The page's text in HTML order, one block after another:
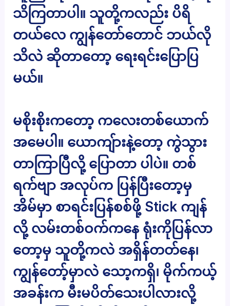
သိကြတာပါ။ သူတို့ကလည်း ပိရိ
တယ်လေ ကျွန်တော်တောင် ဘယ်လို
သိလဲ ဆိုတာတော့ ရေးရင်းပြောပြ
မယ်။
မစိုးစိုးကတော့ ကလေးတစ်ယောက်
အမေပါ။ ယောကျ်ားနဲ့တော့ ကွဲသွား
တာကြာပြီလို့ ပြောတာ ပါပဲ။ တစ်
ရက်ဗျာ အလုပ်က ပြန်ပြီးတော့မှ
အိမ်မှာ စာရင်းပြန်စစ်ဖို့ Stick ကျန်
လို့ လမ်းတစ်ဝက်ကနေ ရုံးကိုပြန်လာ
တော့မှ သူတို့ကလဲ အရှိန်တတ်နေ၊
ကျွန်တော့်မှာလဲ သော့ကရှိ၊ မိုက်ကယ့်
အခန်းက မီးမပိတ်သေးပါလားလို့